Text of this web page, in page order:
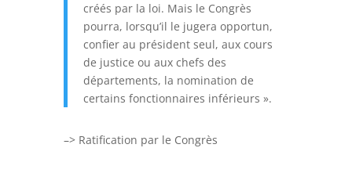
créés par la loi. Mais le Congrès
pourra, lorsqu’il le jugera opportun,
confier au président seul, aux cours
de justice ou aux chefs des
départements, la nomination de
certains fonctionnaires inférieurs ».
–> Ratification par le Congrès